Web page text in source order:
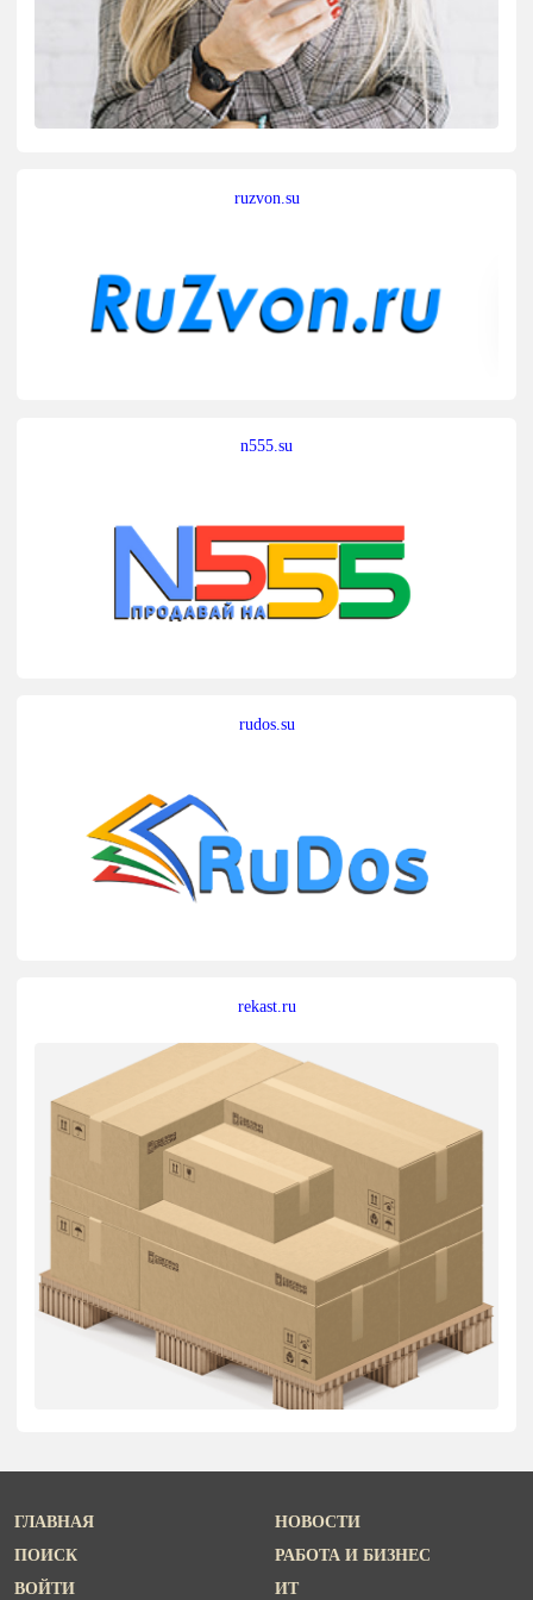
ruzvon.su
n555.su
rudos.su
rekast.ru
ГЛАВНАЯ
ПОИСК
ВОЙТИ
НОВОСТИ
РАБОТА И БИЗНЕС
ИТ